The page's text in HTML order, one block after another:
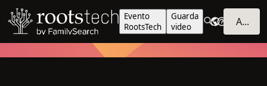
Evento
RootsTech
Guarda
video
ACCEDI